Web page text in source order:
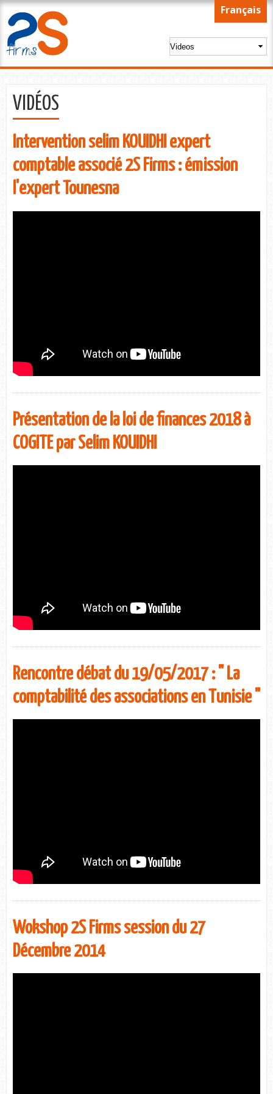
Skip to
Français
VIDÉOS
Intervention selim KOUIDHI expert
comptable associé 2S Firms : émission
l'expert Tounesna
Présentation de la loi de finances 2018 à
COGITE par Selim KOUIDHI
Rencontre débat du 19/05/2017 : " La
comptabilité des associations en Tunisie "
Wokshop 2S Firms session du 27
Décembre 2014